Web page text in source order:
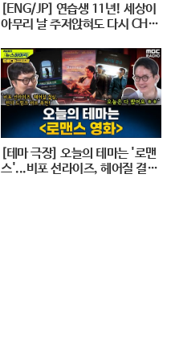
[ENG/JP] 연습생 11년! 세상이
아무리 날 주저앉혀도 다시 CHE
| 아주 사적인 미술관 EP. 06 / 1
4F
[테마 극장] 오늘의 테마는 '로맨
스'...비포 선라이즈, 헤어질 결심,